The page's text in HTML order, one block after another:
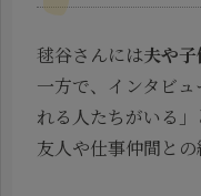
毬谷さんには夫や子
一方で、インタビ
れる人たちがいる」
友人や仕事仲間との